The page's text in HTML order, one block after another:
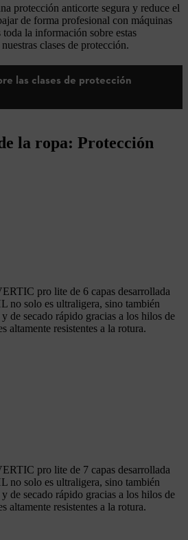
protección anticorte segura y reduce el
de forma profesional con máquinas
la información sobre estas
clases de protección.
las clases de protección
la ropa: Protección
pro lite de 6 capas desarrollada
no solo es ultraligera, sino también
de secado rápido gracias a los hilos de
altamente resistentes a la rotura.
pro lite de 7 capas desarrollada
no solo es ultraligera, sino también
de secado rápido gracias a los hilos de
altamente resistentes a la rotura.